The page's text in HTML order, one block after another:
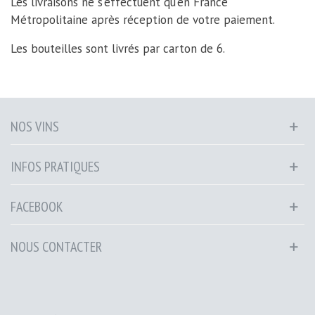
Métropolitaine après réception de votre paiement.
Les bouteilles sont livrés par carton de 6.
NOS VINS
INFOS PRATIQUES
FACEBOOK
NOUS CONTACTER